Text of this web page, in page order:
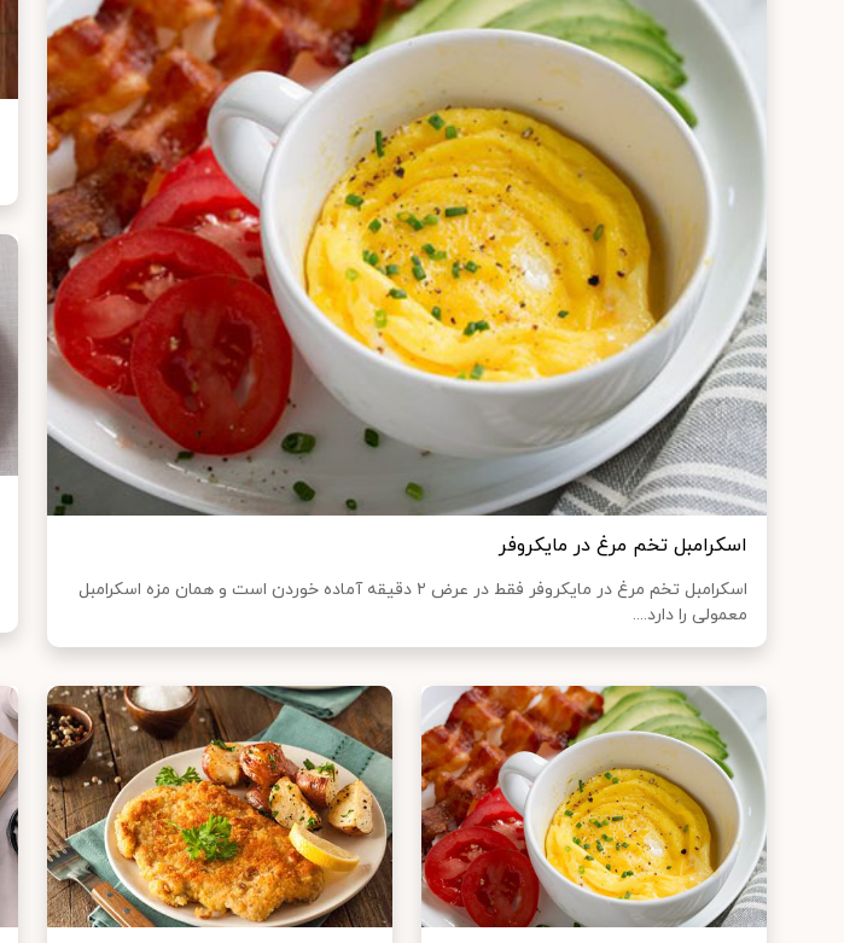
اسکرامبل تخم مرغ در مایکروفر
اسکرامبل تخم مرغ در مایکروفر فقط در عرض ۲ دقیقه آماده خوردن است و همان مزه اسکرامبل
معمولی را دارد....